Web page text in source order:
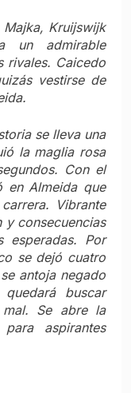
Kruijswijk
un admirable
rivales. Caicedo
vestirse de
se lleva una
la maglia rosa
Con el
en Almeida que
Vibrante
y consecuencias
Por
se dejó cuatro
antoja negado
buscar
Se abre la
aspirantes